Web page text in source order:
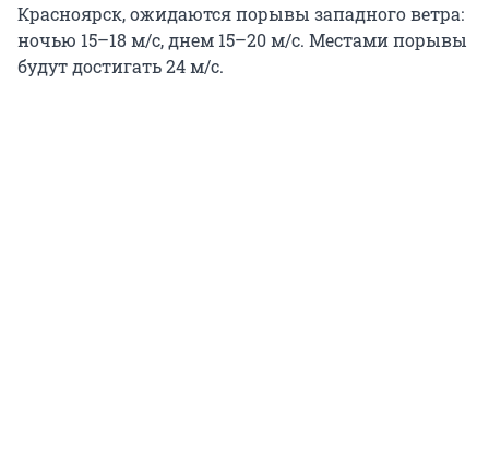
Красноярск, ожидаются порывы западного ветра:
ночью 15–18 м/с, днем 15–20 м/с. Местами порывы
будут достигать 24 м/с.